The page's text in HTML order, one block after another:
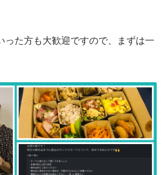
った方も大歓迎ですので、まずは一